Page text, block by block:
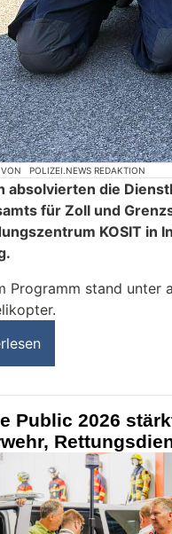
VON POLIZEI.NEWS REDAKTION
absolvierten die
für Zoll und
KOSIT in
Programm stand unter
Public 2026